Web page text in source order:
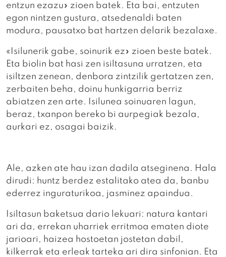
entzun ezazu» zioen batek. Eta bai, entzuten
egon nintzen gustura, atsedenaldi baten
modura, pausatxo bat hartzen delarik bezalaxe.
«Isilunerik gabe, soinurik ez» zioen beste batek.
Eta biolin bat hasi zen isiltasuna urratzen, eta
isiltzen zenean, denbora zintzilik gertatzen zen,
zerbaiten beha, doinu hunkigarria berriz
abiatzen zen arte. Isilunea soinuaren lagun,
beraz, txanpon bereko bi aurpegiak bezala,
aurkari ez, osagai baizik.
Ale, azken ate hau izan dadila atseginena. Hala
dirudi: huntz berdez estalitako atea da, banbu
ederrez inguraturikoa, jasminez apaindua.
Isiltasun baketsua dario lekuari: natura kantari
ari da, errekan uharriek erritmoa ematen diote
jarioari, haizea hostoetan jostetan dabil,
kilkerrak eta erleak tarteka ari dira sinfonian. Eta